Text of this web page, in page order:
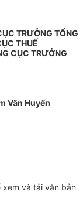
TRƯỞNG TỔNG
THUẾ
CỤC TRƯỞNG
Văn Huyến
xem và tải văn bản